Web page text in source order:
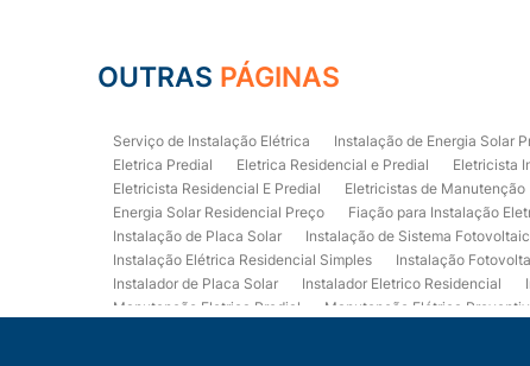
OUTRAS PÁGINAS
Serviço de Instalação Elétrica Instalação de Energia Solar
Eletrica Predial
Eletrica Residencial e Predial Eletricista
Eletricista Residencial E Predial
Eletricistas de Manutenção
Energia Solar Residencial Preço
Fiação para Instalação
Instalação de Placa Solar
Instalação de Sistema
Instalação Elétrica Residencial Simples
Instalação
Instalador de Placa Solar
Instalador Eletrico Residencial
Manutenção Eletrica Predial
Manutenção Elétrica